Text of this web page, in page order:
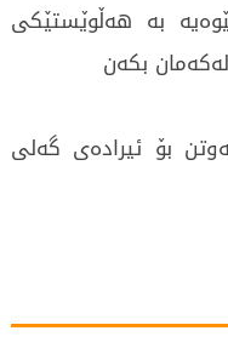
بە هەڵوێستێکی
بکەن
بۆ ئیرادەی گەلی